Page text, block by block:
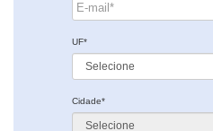
UF*
Cidade*